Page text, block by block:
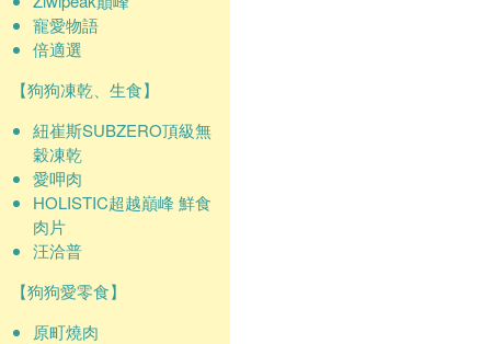
寵愛物語
倍適選
【狗狗凍乾、生食】
紐崔斯SUBZERO頂級無
穀凍乾
愛呷肉
HOLISTIC超越巔峰 鮮食
肉片
汪洽普
【狗狗愛零食】
原町燒肉